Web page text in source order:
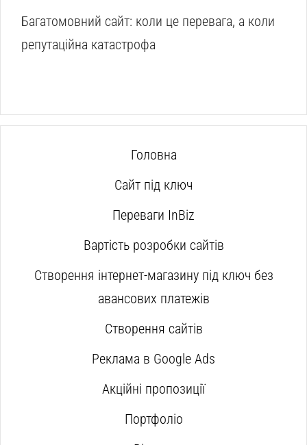
Багатомовний сайт: коли це перевага, а коли
репутаційна катастрофа
Головна
Сайт під ключ
Переваги InBiz
Вартість розробки сайтів
Створення інтернет-магазину під ключ без
авансових платежів
Створення сайтів
Реклама в Google Ads
Акційні пропозиції
Портфоліо